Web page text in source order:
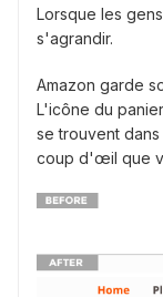
Lorsque les
s'agrandir.
Amazon garde
L'icône du
se trouvent
coup d'œil que